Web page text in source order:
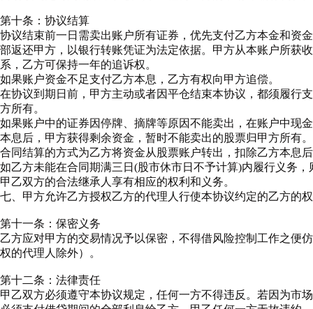
第十条：协议结算
协议结束前一日需卖出账户所有证券，优先支付乙方本金和资
部返还甲方，以银行转账凭证为法定依据。甲方从本账户所获
系，乙方可保持一年的追诉权。
如果账户资金不足支付乙方本息，乙方有权向甲方追偿。
在协议到期日前，甲方主动或者因平仓结束本协议，都须履行
方所有。
如果账户中的证券因停牌、摘牌等原因不能卖出，在账户中现
本息后，甲方获得剩余资金，暂时不能卖出的股票归甲方所有。
合同结算的方式为乙方将资金从股票账户转出，扣除乙方本息
如乙方未能在合同期满三日(股市休市日不予计算)内履行义务
甲乙双方的合法继承人享有相应的权利和义务。
七、甲方允许乙方授权乙方的代理人行使本协议约定的乙方的
第十一条：保密义务
乙方应对甲方的交易情况予以保密，不得借风险控制工作之便
权的代理人除外）。
第十二条：法律责任
甲乙双方必须遵守本协议规定，任何一方不得违反。若因为市